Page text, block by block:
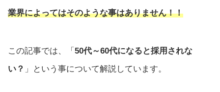
業界によってはそのような事はありません！！
この記事では、「 50代～60代になると採用されな
い？ 」という事について解説しています。